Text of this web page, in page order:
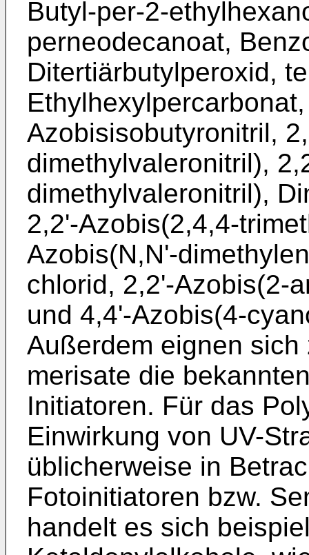
Butyl-per-2-
perneodecanoat,
Ditertiärbutylperoxid,
Azobisisobutyro­nitril,
dimethylvaleronitril),
dimethylvaleronitril),
2,2ʹ-Azobis(2,4,4-­
Azobis(N,Nʹ-
chlorid, 2,2ʹ-Azobis(2-
und 4,4ʹ-Azobis(4-­
Außerdem eignen
merisate die
Initiatoren. Für das
Einwirkung von UV-
üblicherweise in
Fotoinitiatoren bzw.
handelt es sich